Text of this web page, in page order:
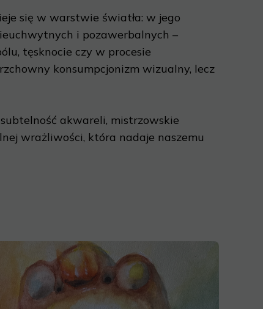
się w warstwie światła: w jego
i pozawerbalnych –
tęsknocie czy w procesie
konsumpcjonizm wizualny, lecz
akwareli, mistrzowskie
wrażliwości, która nadaje naszemu